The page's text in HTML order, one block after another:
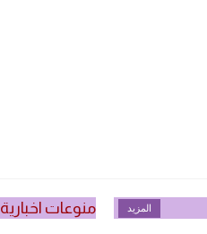
المزيد منوعات اخبارية